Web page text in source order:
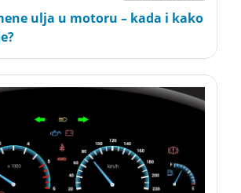
ulja u motoru – kada i kako